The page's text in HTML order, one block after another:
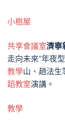
小樹屋
共享會議室濟寧
走向未來”年夜
教學山、趙法生
蹈教室演講。
教學